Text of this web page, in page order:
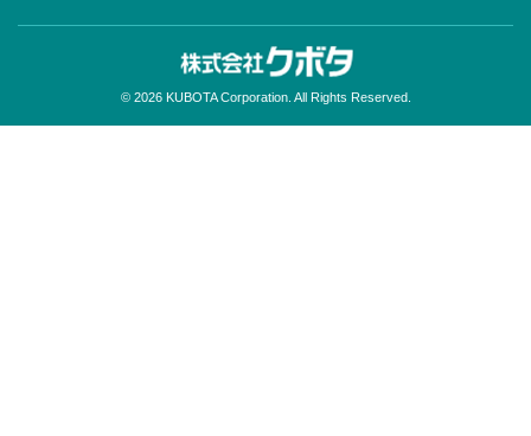
© 2026 KUBOTA Corporation. All Rights Reserved.